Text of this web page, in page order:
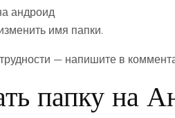
имя папки.
— напишите в
папку на